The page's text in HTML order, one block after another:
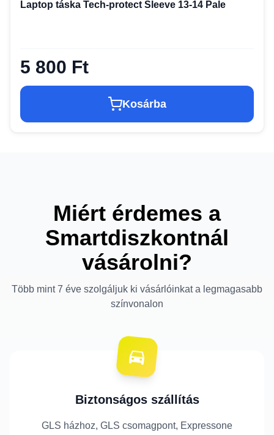
Laptop táska Tech-protect Sleeve 13-14 Pale
5 800 Ft
Kosárba
Miért érdemes a
Smartdiszkontnál
vásárolni?
Több mint 7 éve szolgáljuk ki vásárlóinkat a legmagasabb
színvonalon
Biztonságos szállítás
GLS házhoz, GLS csomagpont, Expressone